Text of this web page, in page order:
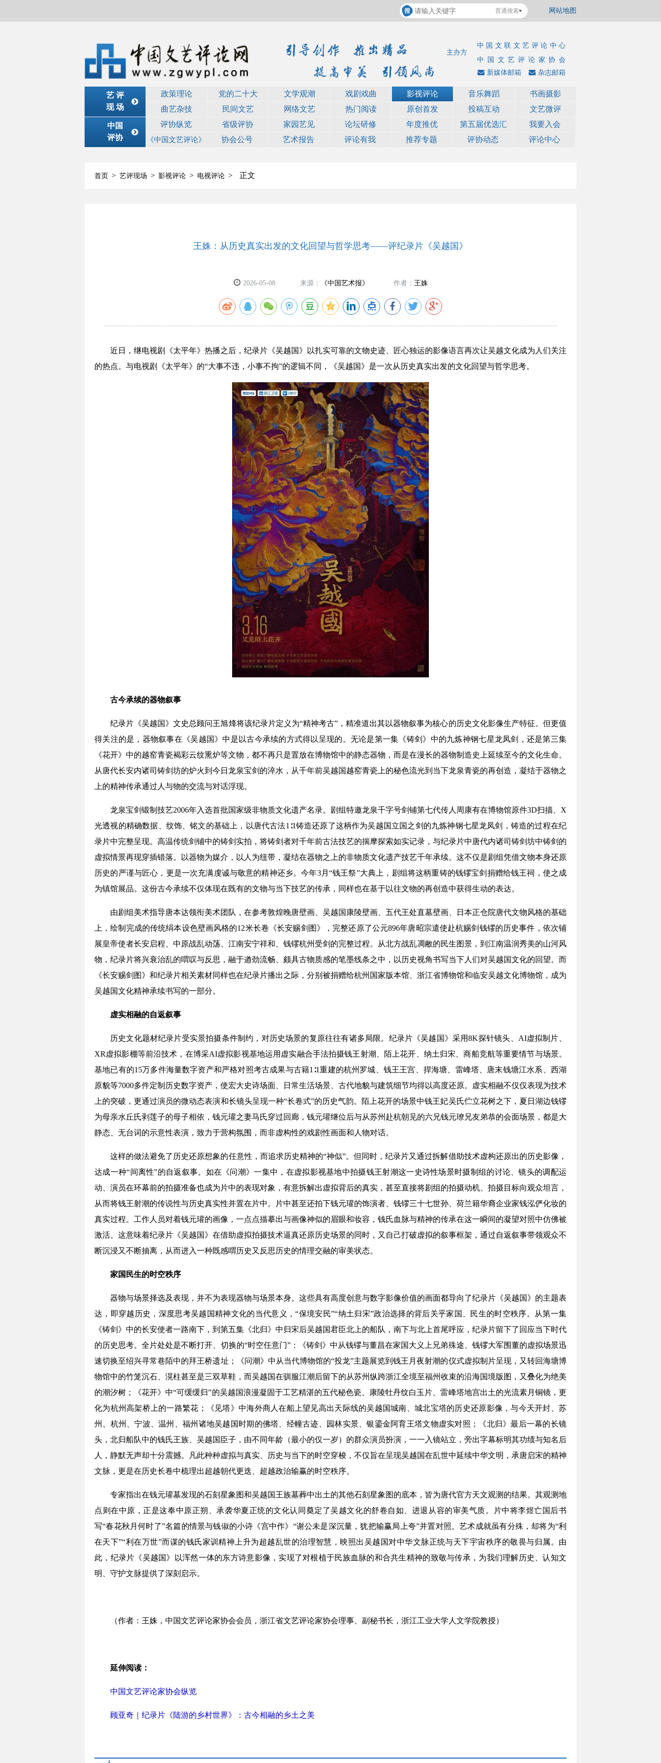
网站地图
普通搜索
中国文联文艺评论中心
中国文艺评论家协会
主办方
杂志邮箱
新媒体邮箱
艺 评
现 场
政策理论 党的二十大 文学观潮 戏剧戏曲 影视评论 音乐舞蹈
书画摄影
曲艺杂技
民间文艺 网络文艺 热门阅读 原创首发 投稿互动
文艺微评
中国
评协
评协纵览 省级评协 家园艺见 论坛研修 年度推优 第五届优选汇 我要入会
《中国文艺评论》 协会公号 艺术报告 评论有我 推荐专题 评协动态 评论中心
首页 > 艺评现场 > 影视评论 > 电视评论 > 正文
王姝：从历史真实出发的文化回望与哲学思考——评纪录片《吴越国》
2026-05-08 来源： 《中国艺术报》 作者： 王姝
近日，继电视剧《太平年》热播之后，纪录片《吴越国》以扎实可靠的文物史迹、匠心独运的影像语言再次让吴越文化成为人们关注
的热点。与电视剧《太平年》的“大事不违，小事不拘”的逻辑不同，《吴越国》是一次从历史真实出发的文化回望与哲学思考。
古今承续的器物叙事
纪录片《吴越国》文史总顾问王旭烽将该纪录片定义为“精神考古”，精准道出其以器物叙事为核心的历史文化影像生产特征。但更值
得关注的是，器物叙事在《吴越国》中是以古今承续的方式得以呈现的。无论是第一集《铸剑》中的九炼神钢七星龙凤剑，还是第三集
《花开》中的越窑青瓷褐彩云纹熏炉等文物，都不再只是置放在博物馆中的静态器物，而是在漫长的器物制造史上延续至今的文化生命。
从唐代长安内诸司铸剑坊的炉火到今日龙泉宝剑的淬水，从千年前吴越国越窑青瓷上的秘色流光到当下龙泉青瓷的再创造，凝结于器物之
上的精神传承通过人与物的交流与对话浮现。
龙泉宝剑锻制技艺2006年入选首批国家级非物质文化遗产名录。剧组特邀龙泉千字号剑铺第七代传人周康有在博物馆原件3D扫描、X
光透视的精确数据、纹饰、铭文的基础上，以唐代古法1∶1铸造还原了这柄作为吴越国立国之剑的九炼神钢七星龙凤剑，铸造的过程在纪
录片中完整呈现。高温传统剑铺中的铸剑实拍，将铸剑者对千年前古法技艺的揣摩探索如实记录，与纪录片中唐代内诸司铸剑坊中铸剑的
虚拟情景再现穿插错落。以器物为媒介，以人为纽带，凝结在器物之上的非物质文化遗产技艺千年承续。这不仅是剧组凭借文物本身还原
历史的严谨与匠心，更是一次充满虔诚与敬意的精神还乡。今年3月“钱王祭”大典上，剧组将这柄重铸的钱镠宝剑捐赠给钱王祠，使之成
为镇馆展品。这份古今承续不仅体现在既有的文物与当下技艺的传承，同样也在基于以往文物的再创造中获得生动的表达。
由剧组美术指导唐本达领衔美术团队，在参考敦煌晚唐壁画、吴越国康陵壁画、五代王处直墓壁画、日本正仓院唐代文物风格的基础
上，绘制完成的传统绢本设色壁画风格的12米长卷《长安赐剑图》，完整还原了公元896年唐昭宗遣使赴杭赐剑钱镠的历史事件，依次铺
展皇帝使者长安启程、中原战乱动荡、江南安宁祥和、钱镠杭州受剑的完整过程。从北方战乱凋敝的民生图景，到江南温润秀美的山河风
物，纪录片将兴衰治乱的喟叹与反思，融于遒劲流畅、颇具古物质感的笔墨线条之中，以历史视角书写当下人们对吴越国文化的回望。而
《长安赐剑图》和纪录片相关素材同样也在纪录片播出之际，分别被捐赠给杭州国家版本馆、浙江省博物馆和临安吴越文化博物馆，成为
吴越国文化精神承续书写的一部分。
虚实相融的自返叙事
历史文化题材纪录片受实景拍摄条件制约，对历史场景的复原往往有诸多局限。纪录片《吴越国》采用‌8K探针镜头‌、‌AI虚拟制片‌、‌
XR虚拟影棚‌等前沿技术，在博采AI虚拟影视基地运用虚实融合手法拍摄钱王射潮、陌上花开、纳土归宋、商船竞航等重要情节与场景。
基地已有的15万多件海量数字资产和严格对照考古成果与古籍1∶1重建的杭州罗城、钱王王宫、捍海塘、雷峰塔、唐末钱塘江水系、西湖
原貌等7000多件定制历史数字资产，使宏大史诗场面、日常生活场景、古代地貌与建筑细节均得以高度还原。虚实相融不仅仅表现为技术
上的突破，更通过演员的微动态表演和长镜头呈现一种“长卷式”的历史气韵。陌上花开的场景中钱王妃吴氏伫立花树之下，夏日湖边钱镠
为母亲水丘氏剥莲子的母子相依，钱元瓘之妻马氏穿过回廊，钱元瓘继位后与从苏州赴杭朝见的六兄钱元璙兄友弟恭的会面场景，都是大
静态、无台词的示意性表演，致力于营构氛围，而非虚构性的戏剧性画面和人物对话。
这样的做法避免了历史还原想象的任意性，而追求历史精神的“神似”。但同时，纪录片又通过拆解借助技术虚构还原出的历史影像，
达成一种“间离性”的自返叙事。如在《问潮》一集中，在虚拟影视基地中拍摄钱王射潮这一史诗性场景时摄制组的讨论、镜头的调配运
动、演员在环幕前的拍摄准备也成为片中的表现对象，有意拆解出虚拟背后的真实，甚至直接将剧组的拍摄动机、拍摄目标向观众坦言，
从而将钱王射潮的传说性与历史真实性并置在片中。片中甚至还拍下钱元瓘的饰演者、钱镠三十七世孙、荷兰籍华裔企业家钱泓俨化妆的
真实过程。工作人员对着钱元瓘的画像，一点点描摹出与画像神似的眉眼和妆容，钱氏血脉与精神的传承在这一瞬间的凝望对照中仿佛被
激活。这意味着纪录片《吴越国》在借助虚拟拍摄技术逼真还原历史场景的同时，又自己打破虚拟的叙事框架，通过自返叙事带领观众不
断沉浸又不断抽离，从而进入一种既感喟历史又反思历史的情理交融的审美状态。
家国民生的时空秩序
器物与场景择选及表现，并不为表现器物与场景本身。这些具有高度创意与数字影像价值的画面都导向了纪录片《吴越国》的主题表
达，即穿越历史，深度思考吴越国精神文化的当代意义，“保境安民”“纳土归宋”政治选择的背后关乎家国、民生的时空秩序。从第一集
《铸剑》中的长安使者一路南下，到第五集《北归》中归宋后吴越国君臣北上的船队，南下与北上首尾呼应，纪录片留下了回应当下时代
的历史思考。全片处处是不断打开、切换的“时空任意门”：《铸剑》中从钱镠与董昌在家国大义上兄弟殊途、钱镠大军围董的虚拟场景迅
速切换至绍兴寻常巷陌中的拜王桥遗址；《问潮》中从当代博物馆的“投龙”主题展览到钱王月夜射潮的仪式虚拟制片呈现，又转回海塘博
物馆中的竹笼沉石、滉柱甚至是三双草鞋，而吴越国在驯服江潮后留下的从苏州纵跨浙江全境至福州收束的沿海国境版图，又叠化为绝美
的潮汐树；《花开》中“可缓缓归”的吴越国浪漫凝固于工艺精湛的五代秘色瓷、康陵牡丹纹白玉片、雷峰塔地宫出土的光流素月铜镜，更
化为杭州高架桥上的一路繁花；《见塔》中海外商人在船上望见高出天际线的吴越国城南、城北宝塔的历史还原影像，与今天开封、苏
州、杭州、宁波、温州、福州诸地吴越国时期的佛塔、经幢古迹、园林实景、银鎏金阿育王塔文物虚实对照；《北归》最后一幕的长镜
头，北归船队中的钱氏王族、吴越国臣子，由不同年龄（最小的仅一岁）的群众演员扮演，一一入镜站立，旁出字幕标明其功绩与知名后
人，静默无声却十分震撼。凡此种种虚拟与真实、历史与当下的时空穿梭，不仅旨在呈现吴越国在乱世中延续中华文明，承唐启宋的精神
文脉，更是在历史长卷中梳理出超越朝代更迭、超越政治输赢的时空秩序。
专家指出在钱元瓘墓发现的石刻星象图和吴越国王族墓葬中出土的其他石刻星象图的底本，皆为唐代官方天文观测的结果。其观测地
点则在中原，正是这奉中原正朔、承袭华夏正统的文化认同奠定了吴越文化的舒卷自如、进退从容的审美气质。片中将李煜亡国后书
写“春花秋月何时了”名篇的情景与钱俶的小诗《宫中作》“谢公未是深沉量，犹把输赢局上夸”并置对照。艺术成就虽有分殊，却将为“利
在天下”“利在万世”而谋的钱氏家训精神上升为超越乱世的治理智慧，映照出吴越国对中华文脉正统与天下宇宙秩序的敬畏与归属。由
此，纪录片《吴越国》以浑然一体的东方诗意影像，实现了对根植于民族血脉的和合共生精神的致敬与传承，为我们理解历史、认知文
明、守护文脉提供了深刻启示。
（作者：王姝，中国文艺评论家协会会员，浙江省文艺评论家协会理事、副秘书长，浙江工业大学人文学院教授）
延伸阅读：
中国文艺评论家协会纵览
顾亚奇｜纪录片《陆游的乡村世界》：古今相融的乡土之美